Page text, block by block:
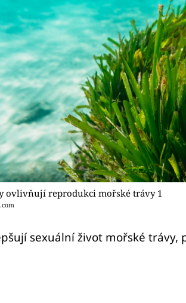
ovlivňují reprodukci mořské trávy 1
sexuální život mořské trávy,